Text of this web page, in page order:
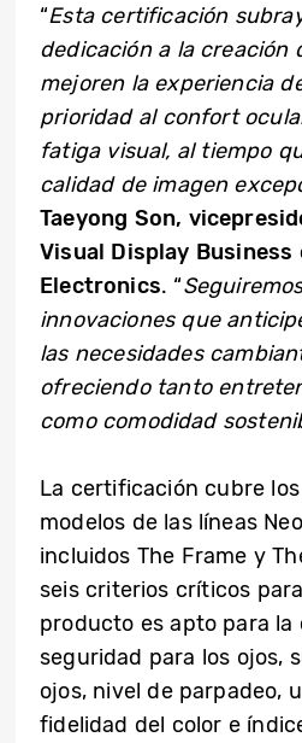
“Esta certificación
dedicación a la creación
mejoren la experiencia
prioridad al confort
fatiga visual, al tiempo
calidad de imagen
Taeyong Son,
Visual Display Business
Electronics. “
innovaciones que
las necesidades
ofreciendo tanto
como comodidad
La certificación cubre
modelos de las líneas
incluidos The Frame y
seis criterios críticos
producto es apto para
seguridad para los ojos,
ojos, nivel de parpadeo,
fidelidad del color e